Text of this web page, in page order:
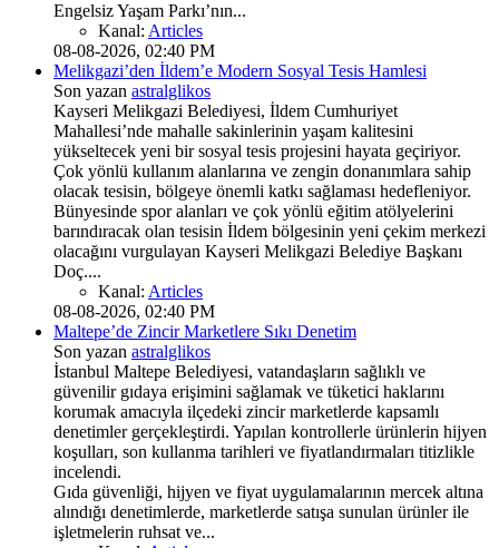
Engelsiz Yaşam Parkı’nın...
Kanal: Articles
08-08-2026, 02:40 PM
Melikgazi’den İldem’e Modern Sosyal Tesis Hamlesi
Son yazan astralglikos
Kayseri Melikgazi Belediyesi, İldem Cumhuriyet
Mahallesi’nde mahalle sakinlerinin yaşam kalitesini
yükseltecek yeni bir sosyal tesis projesini hayata geçiriyor.
Çok yönlü kullanım alanlarına ve zengin donanımlara sahip
olacak tesisin, bölgeye önemli katkı sağlaması hedefleniyor.
Bünyesinde spor alanları ve çok yönlü eğitim atölyelerini
barındıracak olan tesisin İldem bölgesinin yeni çekim merkezi
olacağını vurgulayan Kayseri Melikgazi Belediye Başkanı
Doç....
Kanal: Articles
08-08-2026, 02:40 PM
Maltepe’de Zincir Marketlere Sıkı Denetim
Son yazan astralglikos
İstanbul Maltepe Belediyesi, vatandaşların sağlıklı ve
güvenilir gıdaya erişimini sağlamak ve tüketici haklarını
korumak amacıyla ilçedeki zincir marketlerde kapsamlı
denetimler gerçekleştirdi. Yapılan kontrollerle ürünlerin hijyen
koşulları, son kullanma tarihleri ve fiyatlandırmaları titizlikle
incelendi.
Gıda güvenliği, hijyen ve fiyat uygulamalarının mercek altına
alındığı denetimlerde, marketlerde satışa sunulan ürünler ile
işletmelerin ruhsat ve...